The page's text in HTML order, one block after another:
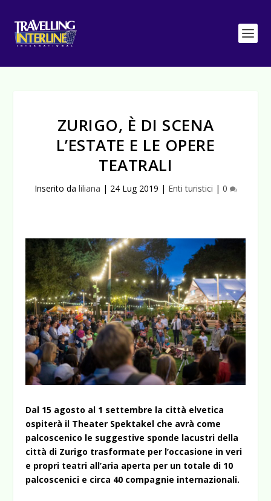
ZURIGO, È DI SCENA
L’ESTATE E LE OPERE
TEATRALI
Inserito da liliana | 24 Lug 2019 | Enti turistici | 0
Dal 15 agosto al 1 settembre la città elvetica
ospiterà il Theater Spektakel che avrà come
palcoscenico le suggestive sponde lacustri della
città di Zurigo trasformate per l’occasione in veri
e propri teatri all’aria aperta per un totale di 10
palcoscenici e circa 40 compagnie internazionali.